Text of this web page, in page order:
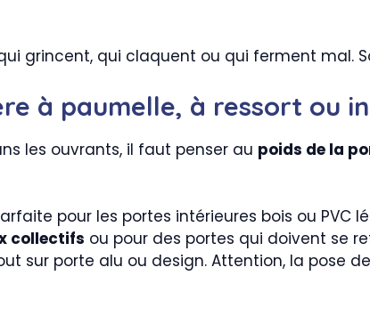
grincent, qui claquent ou qui ferment mal.
à paumelle, à ressort ou
les ouvrants, il faut penser au poids de la
pour les portes intérieures bois ou PVC
collectifs ou pour des portes qui doivent se
sur porte alu ou design. Attention, la pose